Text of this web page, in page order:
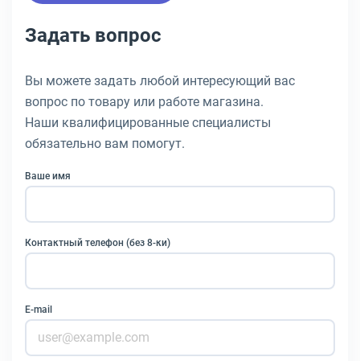
Задать вопрос
Вы можете задать любой интересующий вас
вопрос по товару или работе магазина.
Наши квалифицированные специалисты
обязательно вам помогут.
Ваше имя
Контактный телефон (без 8-ки)
E-mail